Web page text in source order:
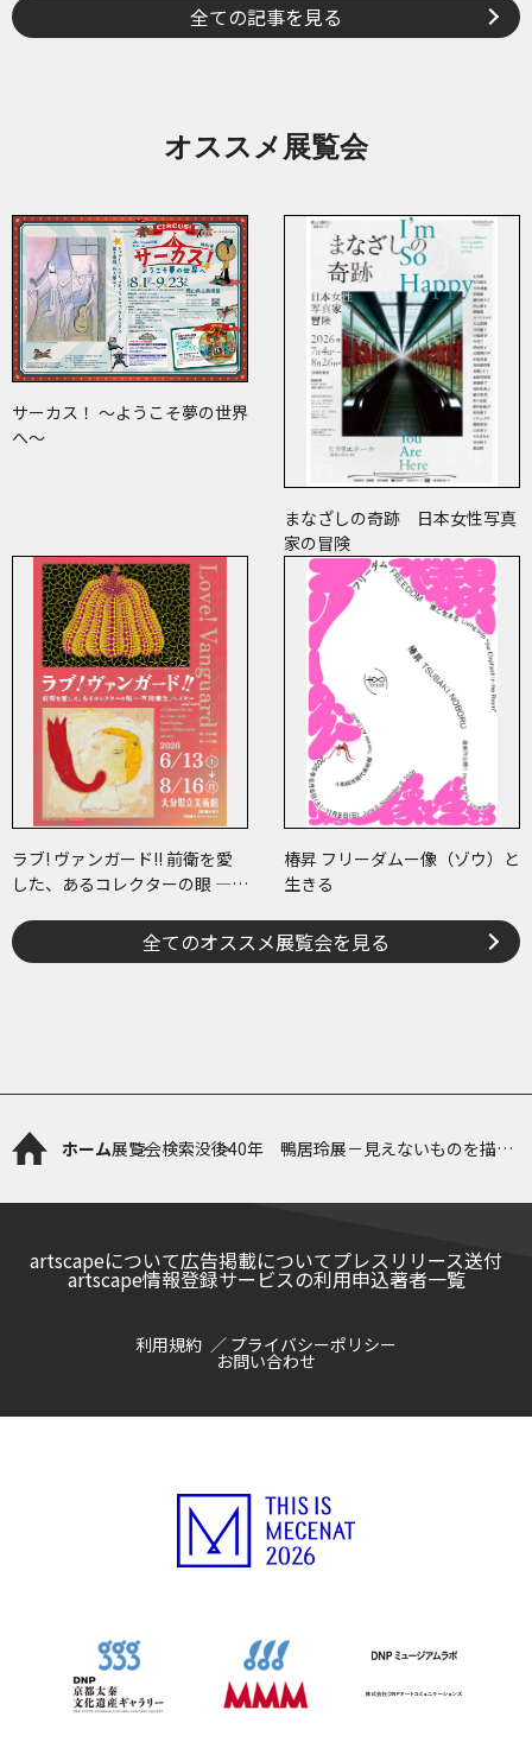
全ての記事を見る
オススメ展覧会
サーカス！ ～ようこそ夢の世界
へ～
まなざしの奇跡 日本女性写真
家の冒険
ラブ! ヴァンガード!! 前衛を愛
した、あるコレクターの眼 ―草
椿昇 フリーダムー像（ゾウ）と
生きる
全てのオススメ展覧会を見る
ホーム展覧会検索没後40年 鴨居玲展－見えないものを描く
artscapeについて広告掲載についてプレスリリース送付
artscape情報登録サービスの利用申込著者一覧
利用規約 プライバシーポリシー
お問い合わせ